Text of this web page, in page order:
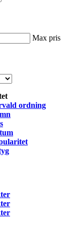
Max pris
ordning